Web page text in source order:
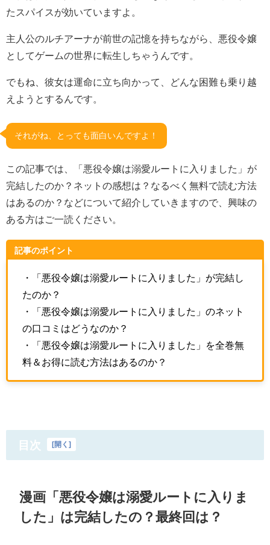
たスパイスが効いていますよ。
主人公のルチアーナが前世の記憶を持ちながら、悪役令嬢
としてゲームの世界に転生しちゃうんです。
でもね、彼女は運命に立ち向かって、どんな困難も乗り越
えようとするんです。
それがね、とっても面白いんですよ！
この記事では、
「悪役令嬢は溺愛ルートに入りました」が
完結したのか？ネットの感想は？なるべく無料で読む方法
はあるのか？などについて紹介していきますので、興味の
ある方はご一読ください。
記事のポイント
・「悪役令嬢は溺愛ルートに入りました」が完結し
たのか？
・「悪役令嬢は溺愛ルートに入りました」のネット
の口コミはどうなのか？
・「悪役令嬢は溺愛ルートに入りました」を全巻無
料＆お得に読む方法はあるのか？
目次 [開く ]
漫画「悪役令嬢は溺愛ルートに入りま
した」は完結したの？最終回は？